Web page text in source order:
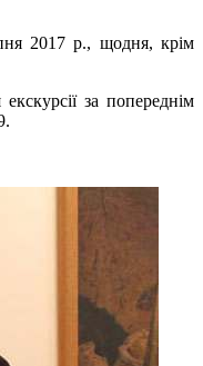
2017 р., щодня, крім
за попереднім